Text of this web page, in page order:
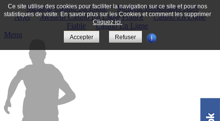
Meilleur Casino En Ligne
Meilleur Bookmaker Hors
Arjel
Meilleur Casino En Ligne France
Casino En Ligne
Fiable
Casino En Ligne
Menu
Ce site utilise des cookies pour faciliter la navigation sur ce site et pour nos
statistiques de visite. En savoir plus sur les Cookies et comment les supprimer
Cliquez ici.
Accepter Refuser